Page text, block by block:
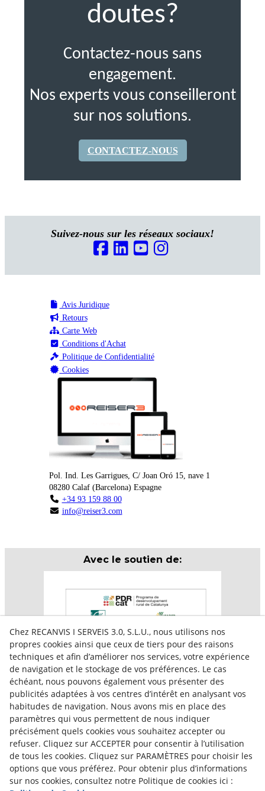
doutes?
Contactez-nous sans
engagement.
Nos experts vous conseilleront
sur nos solutions.
CONTACTEZ-NOUS
Suivez-nous sur les réseaux sociaux!
Avis Juridique
Retours
Carte Web
Conditions d'Achat
Politique de Confidentialité
Cookies
Pol. Ind. Les Garrigues, C/ Joan Oró 15, nave 1
08280 Calaf (Barcelona) Espagne
+34 93 159 88 00
info@reiser3.com
Avec le soutien de:
Aquesta empresa participa en el programa per a la
contractació de persones en situació de major
vulnerabilitat,
subvencionat pel Servei Públic d’Ocupació de Catalunya i
amb el cofinançament del Fons Social Europeu Plus
Chez RECANVIS I SERVEIS 3.0, S.L.U., nous utilisons nos
propres cookies ainsi que ceux de tiers pour des raisons
techniques et afin d’améliorer nos services, votre expérience
de navigation et le stockage de vos préférences. Le cas
échéant, nous pouvons également vous présenter des
publicités adaptées à vos centres d’intérêt en analysant vos
habitudes de navigation. Nous avons mis en place des
paramètres qui vous permettent de nous indiquer
précisément quels cookies vous souhaitez accepter ou
refuser. Cliquez sur ACCEPTER pour consentir à l’utilisation
de tous les cookies. Cliquez sur PARAMÈTRES pour choisir les
options que vous préférez. Pour obtenir plus d’informations
sur nos cookies, consultez notre Politique de cookies ici :